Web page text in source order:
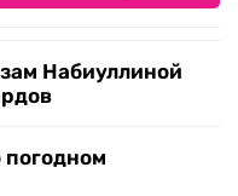
Набиуллиной
погодном